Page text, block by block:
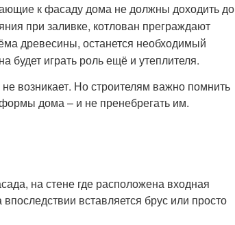
к фасаду дома не должны доходить до
при заливке, котлован преграждают
древесины, останется необходимый
будет играть роль ещё и утеплителя.
возникает. Но строителям важно помнить
дома – и не пренебрегать им.
на стене где расположена входная
вставляется брус или просто